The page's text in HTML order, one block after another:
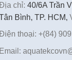
chỉ: 40/6A Trần
Bình, TP. HCM,
thoại: +(84)
Email: